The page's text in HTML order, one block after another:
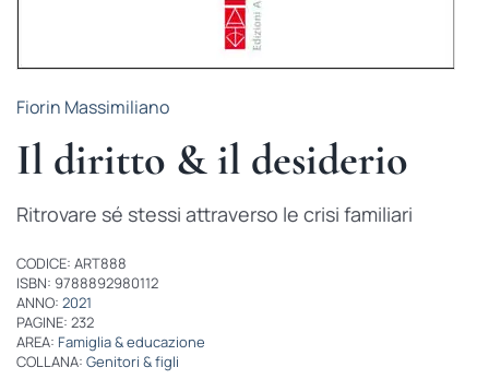
Fiorin Massimiliano
Il diritto & il desiderio
Ritrovare sé stessi attraverso le crisi familiari
CODICE: ART888
ISBN: 9788892980112
ANNO: 2021
PAGINE: 232
AREA: Famiglia & educazione
COLLANA: Genitori & figli